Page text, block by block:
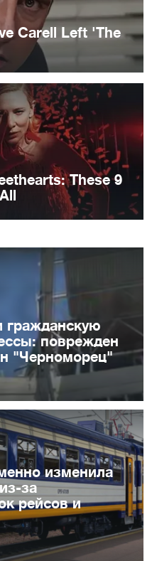
гражданскую
поврежден
"Черноморец"
изменила
за
рейсов и